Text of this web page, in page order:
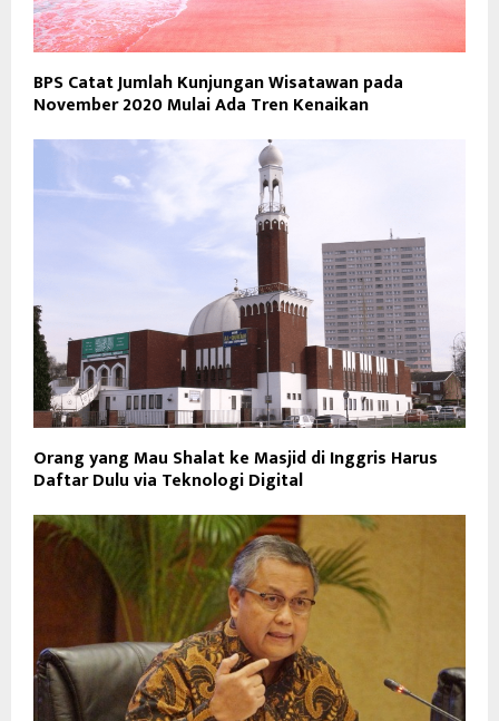
BPS Catat Jumlah Kunjungan Wisatawan pada
November 2020 Mulai Ada Tren Kenaikan
Orang yang Mau Shalat ke Masjid di Inggris Harus
Daftar Dulu via Teknologi Digital